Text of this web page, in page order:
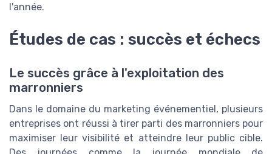
l'année.
Études de cas : succès et échecs
Le succès grâce à l'exploitation des
marronniers
Dans le domaine du marketing événementiel, plusieurs
entreprises ont réussi à tirer parti des marronniers pour
maximiser leur visibilité et atteindre leur public cible.